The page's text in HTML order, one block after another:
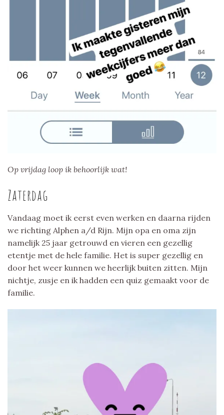
Op vrijdag loop ik behoorlijk wat!
Zaterdag
Vandaag moet ik eerst even werken en daarna rijden
we richting Alphen a/d Rijn. Mijn opa en oma zijn
namelijk 25 jaar getrouwd en vieren een gezellig
etentje met de hele familie. Het is super gezellig en
door het weer kunnen we heerlijk buiten zitten. Mijn
nichtje, zusje en ik hadden een quiz gemaakt voor de
familie.